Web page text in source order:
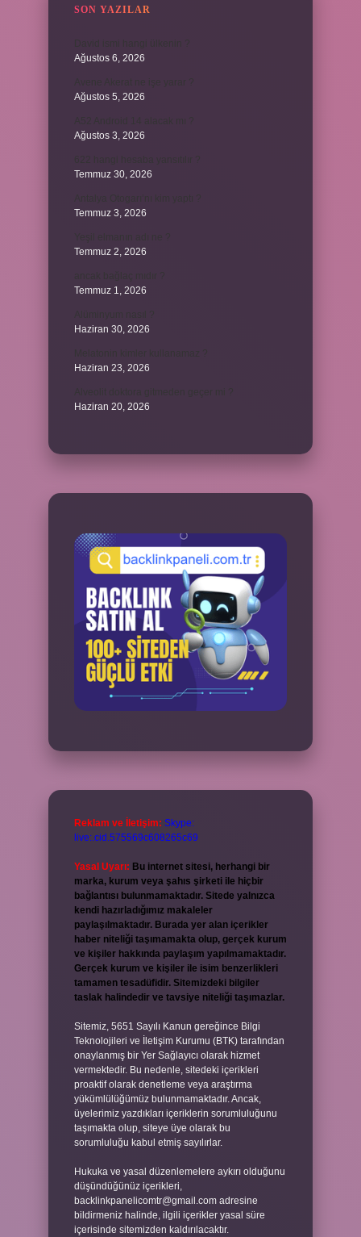
SON YAZILAR
Ağustos 6, 2026
Ağustos 5, 2026
Ağustos 3, 2026
Temmuz 30, 2026
Temmuz 3, 2026
Temmuz 2, 2026
Temmuz 1, 2026
Haziran 30, 2026
Haziran 23, 2026
Haziran 20, 2026
Reklam ve İletişim: Skype:
live:.cid.575569c608265c69
Yasal Uyarı: Bu internet sitesi, herhangi bir
marka, kurum veya şahıs şirketi ile hiçbir
bağlantısı bulunmamaktadır. Sitede yalnızca
kendi hazırladığımız makaleler
paylaşılmaktadır. Burada yer alan içerikler
haber niteliği taşımamakta olup, gerçek kurum
ve kişiler hakkında paylaşım yapılmamaktadır.
Gerçek kurum ve kişiler ile isim benzerlikleri
tamamen tesadüfidir. Sitemizdeki bilgiler
taslak halindedir ve tavsiye niteliği taşımazlar.
Sitemiz, 5651 Sayılı Kanun gereğince Bilgi
Teknolojileri ve İletişim Kurumu (BTK) tarafından
onaylanmış bir Yer Sağlayıcı olarak hizmet
vermektedir. Bu nedenle, sitedeki içerikleri
proaktif olarak denetleme veya araştırma
yükümlülüğümüz bulunmamaktadır. Ancak,
üyelerimiz yazdıkları içeriklerin sorumluluğunu
taşımakta olup, siteye üye olarak bu
sorumluluğu kabul etmiş sayılırlar.
Hukuka ve yasal düzenlemelere aykırı olduğunu
düşündüğünüz içerikleri,
backlinkpanelicomtr@gmail.com adresine
bildirmeniz halinde, ilgili içerikler yasal süre
içerisinde sitemizden kaldırılacaktır.